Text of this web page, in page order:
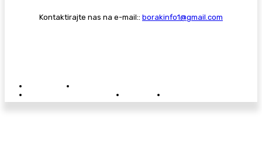
Kontaktirajte nas na e-mail:: borakinfo1@gmail.com